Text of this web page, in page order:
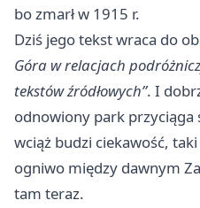
bo zmarł w 1915 r.
Dziś jego tekst wraca do
Góra w relacjach
tekstów źródłowych”. I
odnowiony park przyciąga
wciąż budzi ciekawość,
ogniwo między dawnym
tam teraz.